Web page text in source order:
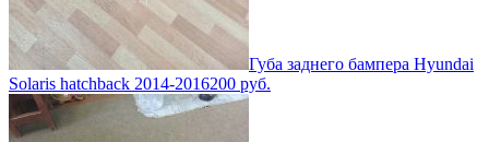
Губа заднего бампера Hyundai
Solaris hatchback 2014-2016200 руб.